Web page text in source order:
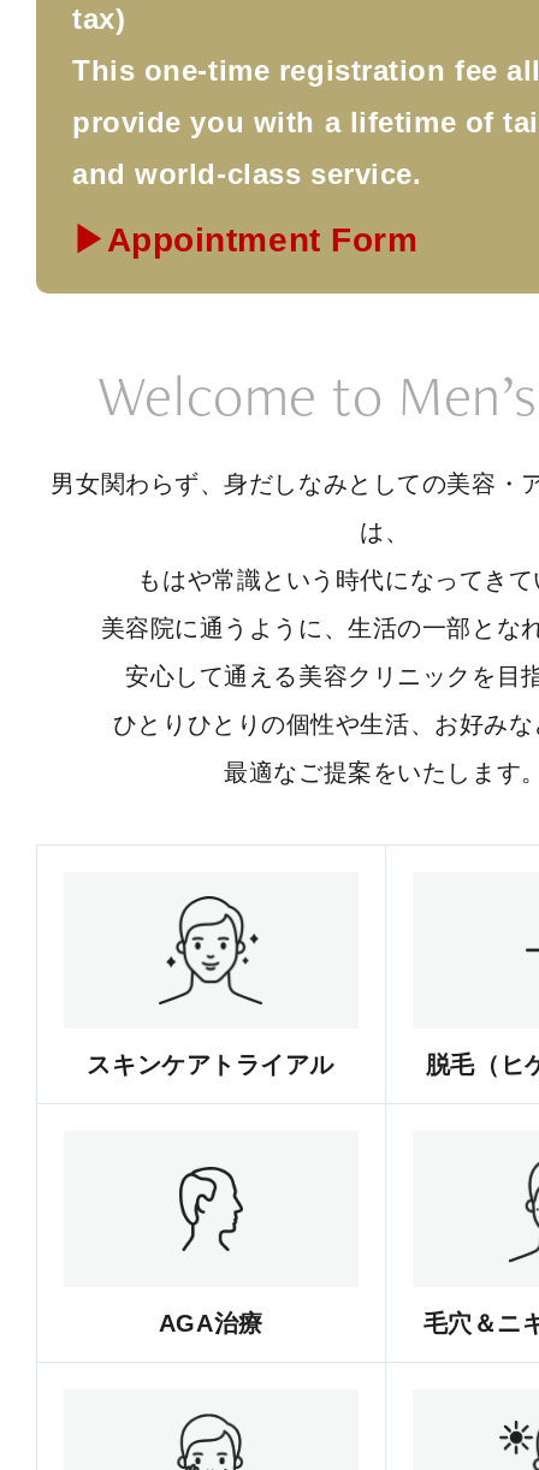
tax)
This one-time registration fee
provide you with a lifetime of
and world-class service.
▶Appointment Form
Welcome to
男女関わらず、身だしなみとしての美容・
は、
もはや常識という時代になってき
美容院に通うように、生活の一部とな
安心して通える美容クリニックを目
ひとりひとりの個性や生活、お好み
最適なご提案をいたします
スキンケアトライアル 脱毛（ヒ
AGA治療 毛穴＆ニ